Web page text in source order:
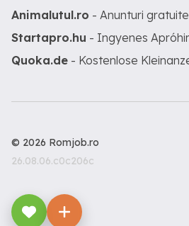
Animalutul.ro - Anunturi
Startapro.hu - Ingyenes
Quoka.de - Kostenlose
© 2026 Romjob.ro
26.08.06.c0c206c